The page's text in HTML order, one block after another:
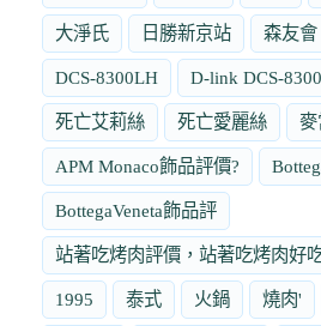
大淨氏 日勝新京站 森友會
DCS-8300LH D-link DCS-
死亡艾莉絲 死亡愛麗絲 麥
APM Monaco飾品評價?
BottegaVeneta飾品評
站著吃烤肉評價，站著吃烤肉好
1995 泰式 火鍋 燒肉'